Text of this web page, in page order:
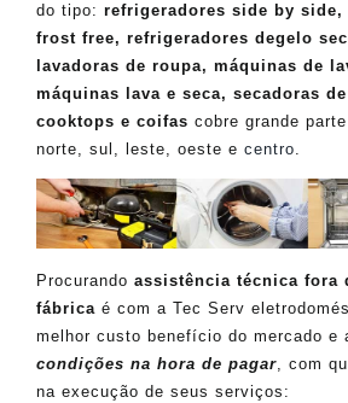
do tipo: refrigeradores side by side,
frost free, refrigeradores degelo
lavadoras de roupa, máquinas de
máquinas lava e seca, secadoras
cooktops e coifas cobre grande
norte, sul, leste, oeste e centro.
Procurando assistência técnica fora
fábrica é com a Tec Serv
melhor custo benefício do mercado e
condições na hora de pagar, com
na execução de seus serviços: